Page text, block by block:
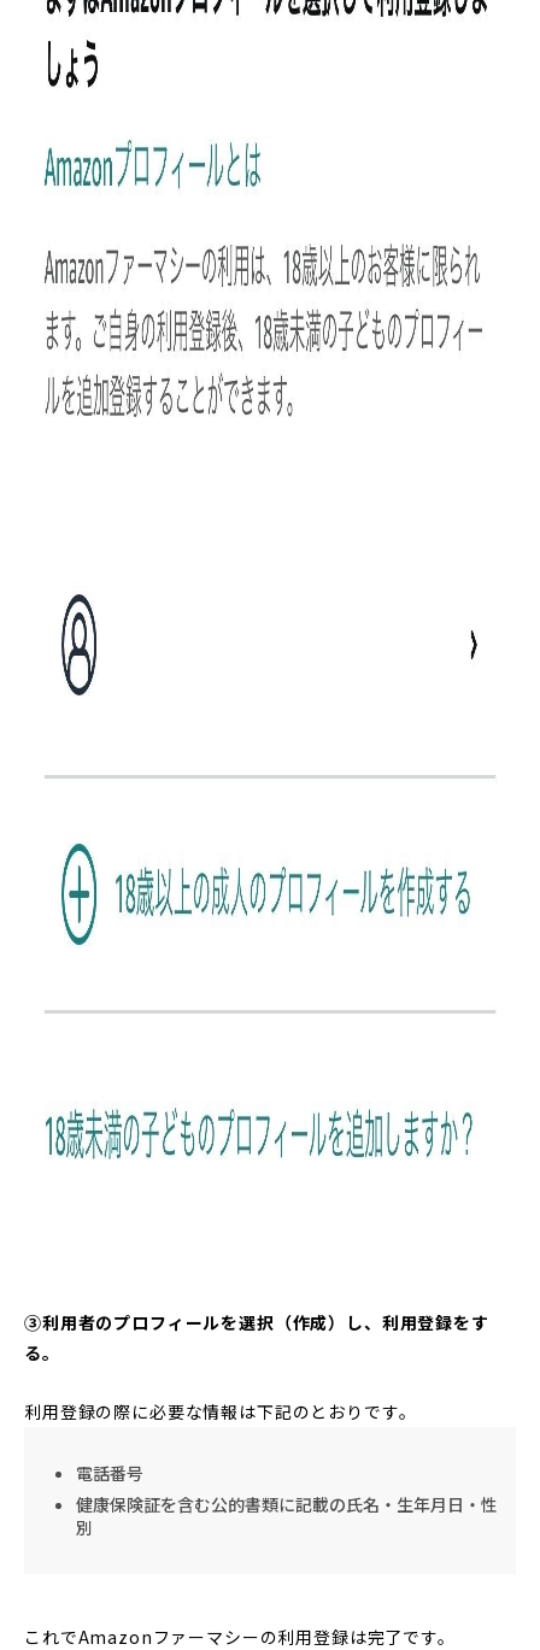
③利用者のプロフィールを選択（作成）し、利用登録をす
る。
利用登録の際に必要な情報は下記のとおりです。
電話番号
健康保険証を含む公的書類に記載の氏名・生年月日・性
別
これでAmazonファーマシーの利用登録は完了です。